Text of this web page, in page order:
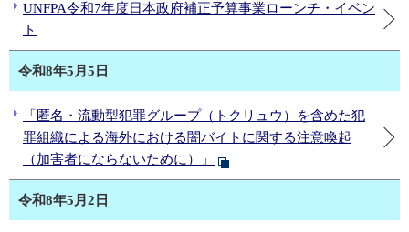
UNFPA令和7年度日本政府補正予算事業ローンチ・イベン
ト
令和8年5月5日
「匿名・流動型犯罪グループ（トクリュウ）を含めた犯
罪組織による海外における闇バイトに関する注意喚起
（加害者にならないために）」
令和8年5月2日